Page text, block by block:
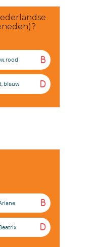
B
rood
D
blauw
B
D